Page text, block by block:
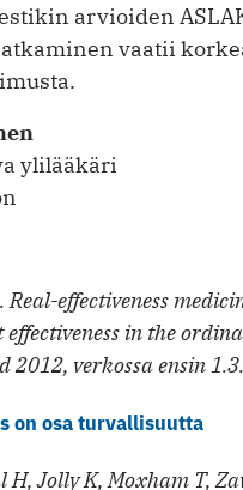
arvioiden
vaatii
ylilääkäri
effectiveness
in the
2012, verkossa ensin
on osa turvallisuutta
H, Jolly K, Moxham T,